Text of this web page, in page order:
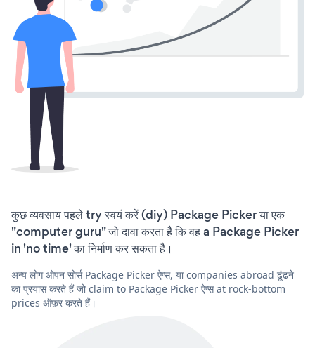
कुछ व्यवसाय पहले try स्वयं करें (diy) Package Picker या एक
"computer guru" जो दावा करता है कि वह a Package Picker
in 'no time' का निर्माण कर सकता है।
अन्य लोग ओपन सोर्स Package Picker ऐप्स, या companies abroad ढूंढने
का प्रयास करते हैं जो claim to Package Picker ऐप्स at rock-bottom
prices ऑफ़र करते हैं।